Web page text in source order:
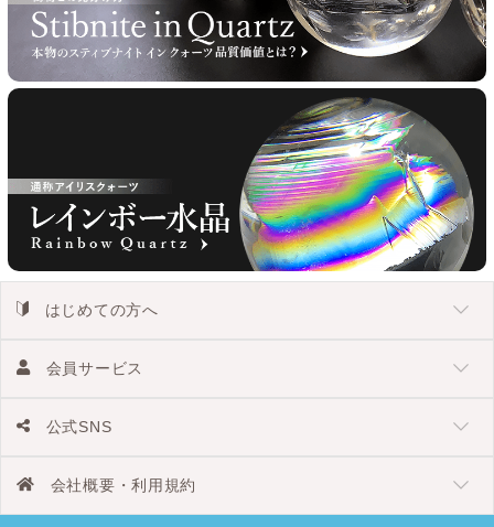
はじめての方へ
会員サービス
公式SNS
会社概要・利用規約